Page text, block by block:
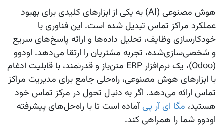
هوش مصنوعی (AI) به یکی از ابزارهای کلیدی برای بهبود
عملکرد مراکز تماس تبدیل شده است. این فناوری با
خودکارسازی وظایف، تحلیل داده‌ها و ارائه پاسخ‌های سریع
و شخصی‌سازی‌شده، تجربه مشتریان را ارتقا می‌دهد. اودوو
(Odoo)
، یک نرم‌افزار ERP متن‌باز و قدرتمند، با قابلیت ادغام
با ابزارهای هوش مصنوعی، راه‌حلی جامع برای مدیریت مراکز
تماس ارائه می‌دهد. اگر به دنبال تحول در مرکز تماس خود
هستید، مگا ای آر پیآماده است تا با راه‌حل‌های پیشرفته
اودوو شما را همراهی کند.